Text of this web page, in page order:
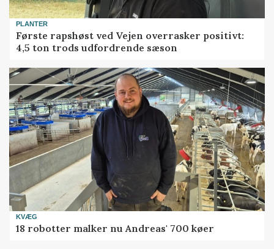
PLANTER
Første rapshøst ved Vejen overrasker positivt:
4,5 ton trods udfordrende sæson
KVÆG
18 robotter malker nu Andreas' 700 køer